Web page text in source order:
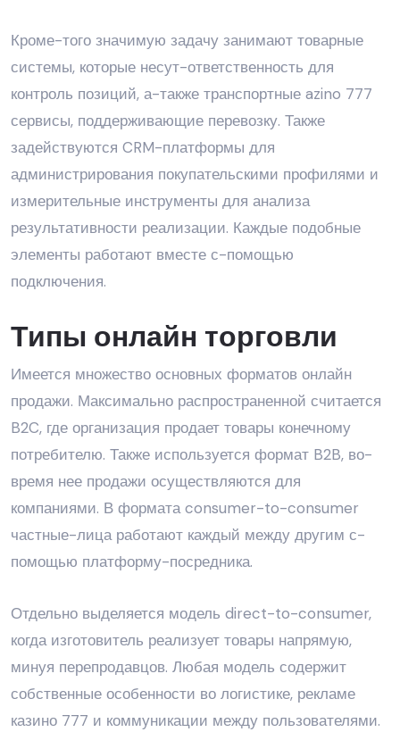
Кроме-того значимую задачу занимают товарные
системы, которые несут-ответственность для
контроль позиций, а-также транспортные azino 777
сервисы, поддерживающие перевозку. Также
задействуются CRM-платформы для
администрирования покупательскими профилями и
измерительные инструменты для анализа
результативности реализации. Каждые подобные
элементы работают вместе с-помощью
подключения.
Типы онлайн торговли
Имеется множество основных форматов онлайн
продажи. Максимально распространенной считается
B2C, где организация продает товары конечному
потребителю. Также используется формат B2B, во-
время нее продажи осуществляются для
компаниями. В формата consumer-to-consumer
частные-лица работают каждый между другим с-
помощью платформу-посредника.
Отдельно выделяется модель direct-to-consumer,
когда изготовитель реализует товары напрямую,
минуя перепродавцов. Любая модель содержит
собственные особенности во логистике, рекламе
казино 777 и коммуникации между пользователями.